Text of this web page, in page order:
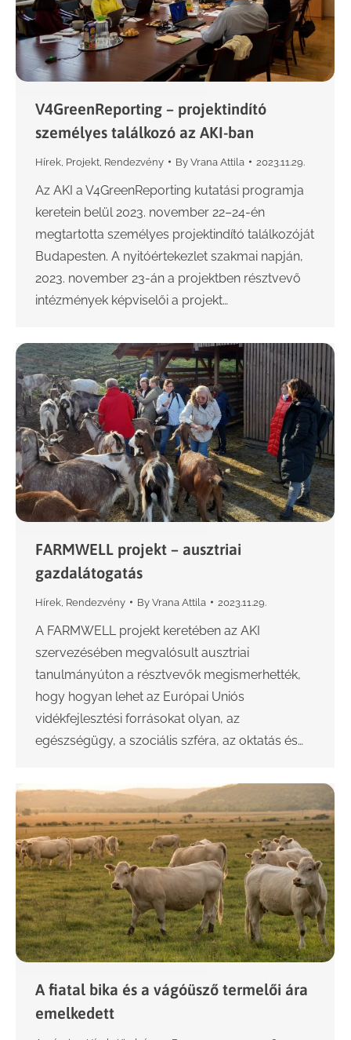
V4GreenReporting – projektindító
személyes találkozó az AKI-ban
Hírek Projekt Rendezvény By Vrana Attila 2023.11.29.
Az AKI a V4GreenReporting kutatási programja
keretein belül 2023. november 22–24-én
megtartotta személyes projektindító találkozóját
Budapesten. A nyitóértekezlet szakmai napján,
2023. november 23-án a projektben résztvevő
intézmények képviselői a projekt…
FARMWELL projekt – ausztriai
gazdalátogatás
Hírek Rendezvény By Vrana Attila 2023.11.29.
A FARMWELL projekt keretében az AKI
szervezésében megvalósult ausztriai
tanulmányúton a résztvevők megismerhették,
hogy hogyan lehet az Európai Uniós
vidékfejlesztési forrásokat olyan, az
egészségügy, a szociális szféra, az oktatás és…
A fiatal bika és a vágóüsző termelői ára
emelkedett